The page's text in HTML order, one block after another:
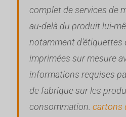
complet de services de
au-delà du produit lui-
notamment d'étiquettes
imprimées sur mesure
informations requises
de fabrique sur les
consommation. cartons